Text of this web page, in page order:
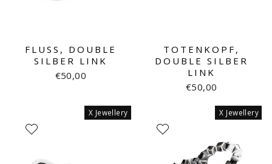
FLUSS, DOUBLE
SILBER LINK
€50,00
TOTENKOPF,
DOUBLE SILBER
LINK
€50,00
X Jewellery X Jewellery